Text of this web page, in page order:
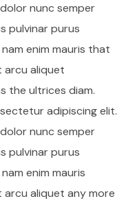
nunc semper
pulvinar purus
enim mauris that
arcu aliquet
the ultrices diam.
adipiscing elit.
nunc semper
pulvinar purus
enim mauris
aliquet any more